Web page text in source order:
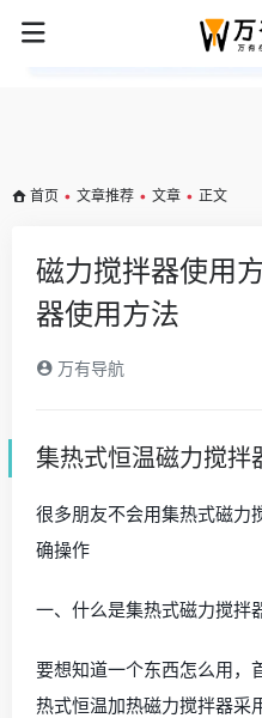
首页 • 文章推荐 • 文章 • 正文
磁力搅拌器使用
器使用方法
万有导航
集热式恒温磁力搅拌
很多朋友不会用集热式磁力
确操作
一、什么是集热式磁力搅拌
要想知道一个东西怎么用，
热式恒温加热磁力搅拌器采